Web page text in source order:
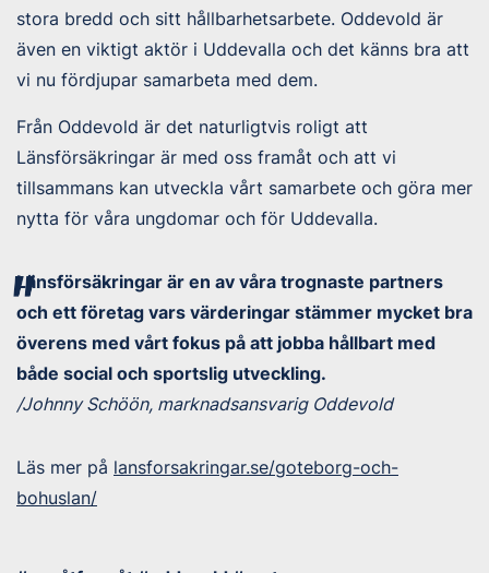
stora bredd och sitt hållbarhetsarbete. Oddevold är
även en viktigt aktör i Uddevalla och det känns bra att
vi nu fördjupar samarbeta med dem.
Från Oddevold är det naturligtvis roligt att
Länsförsäkringar är med oss framåt och att vi
tillsammans kan utveckla vårt samarbete och göra mer
nytta för våra ungdomar och för Uddevalla.
Länsförsäkringar är en av våra trognaste partners
och ett företag vars värderingar stämmer mycket bra
överens med vårt fokus på att jobba hållbart med
både social och sportslig utveckling.
/Johnny Schöön, marknadsansvarig Oddevold
Läs mer på lansforsakringar.se/goteborg-och-
bohuslan/